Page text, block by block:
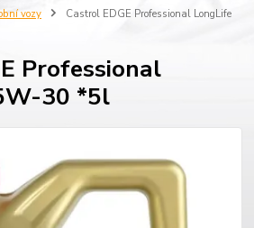
vozy
Castrol EDGE Professional LongLife
Professional
30 *5l